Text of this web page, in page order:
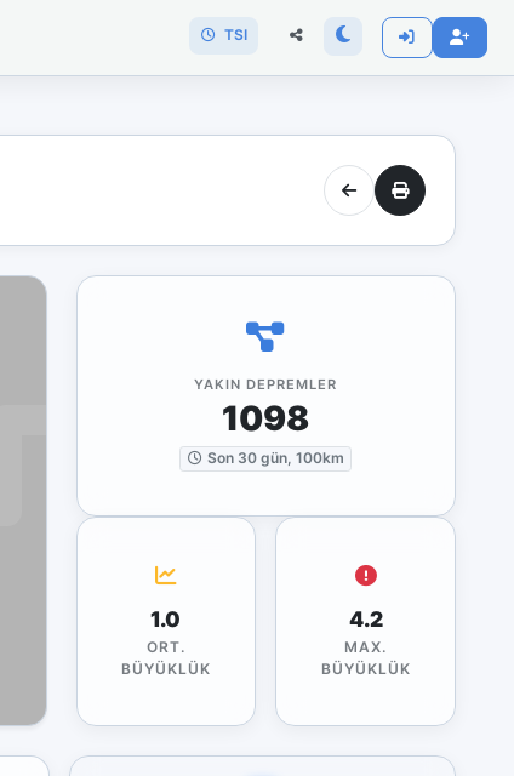
TSI
YAKIN DEPREMLER
1098
Son 30 gün, 100km
1.0
ORT.
BÜYÜKLÜK
4.2
MAX.
BÜYÜKLÜK